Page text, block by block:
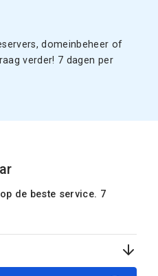
domeinbeheer of
verder! 7 dagen per
de beste service. 7